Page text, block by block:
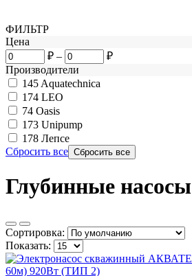
ФИЛЬТР
Цена
₽ –
₽
Производители
145 Aquatechnica
174 LEO
74 Oasis
173 Unipump
178 Лепсе
Сбросить все
Глубинные насосы
Сортировка:
Показать: